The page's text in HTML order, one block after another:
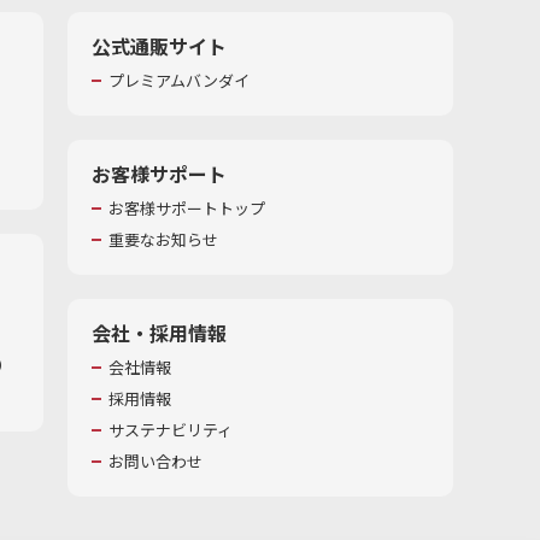
公式通販サイト
プレミアムバンダイ
お客様サポート
お客様サポートトップ
重要なお知らせ
会社・採用情報
会社情報
採用情報
サステナビリティ
お問い合わせ